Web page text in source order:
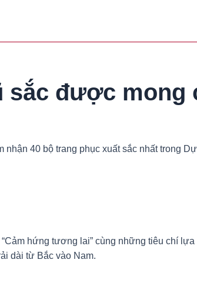
sắc được mong
40 bộ trang phục xuất sắc nhất trong
hứng tương lai” cùng những tiêu chí lựa
dài từ Bắc vào Nam.